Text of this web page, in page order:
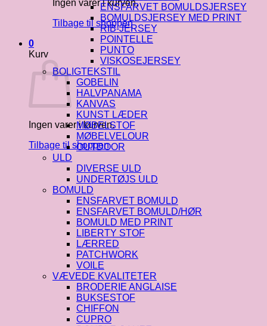
Ingen varer i kurven.
Tilbage til shoppen
0
Kurv
Ingen varer i kurven.
Tilbage til shoppen
ENSFARVET BOMULDSJERSEY
BOMULDSJERSEY MED PRINT
RIB-JERSEY
POINTELLE
PUNTO
VISKOSEJERSEY
BOLIGTEKSTIL
GOBELIN
HALVPANAMA
KANVAS
KUNST LÆDER
MØBELSTOF
MØBELVELOUR
OUTDOOR
ULD
DIVERSE ULD
UNDERTØJS ULD
BOMULD
ENSFARVET BOMULD
ENSFARVET BOMULD/HØR
BOMULD MED PRINT
LIBERTY STOF
LÆRRED
PATCHWORK
VOILE
VÆVEDE KVALITETER
BRODERIE ANGLAISE
BUKSESTOF
CHIFFON
CUPRO